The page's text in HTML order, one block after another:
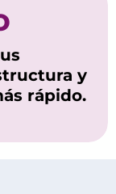
y
rápido.